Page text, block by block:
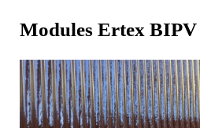
Modules Ertex BIPV